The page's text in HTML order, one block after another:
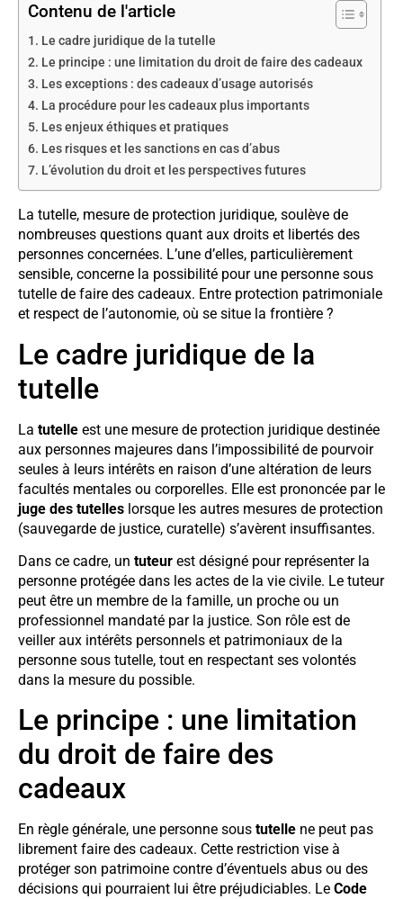
Contenu de l'article
Le cadre juridique de la tutelle
Le principe : une limitation du droit de faire des cadeaux
Les exceptions : des cadeaux d’usage autorisés
La procédure pour les cadeaux plus importants
Les enjeux éthiques et pratiques
Les risques et les sanctions en cas d’abus
L’évolution du droit et les perspectives futures
La tutelle, mesure de protection juridique, soulève de
nombreuses questions quant aux droits et libertés des
personnes concernées. L’une d’elles, particulièrement
sensible, concerne la possibilité pour une personne sous
tutelle de faire des cadeaux. Entre protection patrimoniale
et respect de l’autonomie, où se situe la frontière ?
Le cadre juridique de la
tutelle
La tutelle est une mesure de protection juridique destinée
aux personnes majeures dans l’impossibilité de pourvoir
seules à leurs intérêts en raison d’une altération de leurs
facultés mentales ou corporelles. Elle est prononcée par le
juge des tutelles lorsque les autres mesures de protection
(sauvegarde de justice, curatelle) s’avèrent insuffisantes.
Dans ce cadre, un tuteur est désigné pour représenter la
personne protégée dans les actes de la vie civile. Le tuteur
peut être un membre de la famille, un proche ou un
professionnel mandaté par la justice. Son rôle est de
veiller aux intérêts personnels et patrimoniaux de la
personne sous tutelle, tout en respectant ses volontés
dans la mesure du possible.
Le principe : une limitation
du droit de faire des
cadeaux
En règle générale, une personne sous tutelle ne peut pas
librement faire des cadeaux. Cette restriction vise à
protéger son patrimoine contre d’éventuels abus ou des
décisions qui pourraient lui être préjudiciables. Le Code